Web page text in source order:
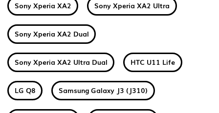
Sony Xperia XA2 Sony Xperia XA2 Ultra
Sony Xperia XA2 Dual
Sony Xperia XA2 Ultra Dual HTC U11 Life
LG Q8 Samsung Galaxy J3 (J310)